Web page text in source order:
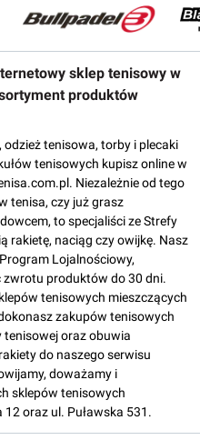
sklep tenisowy w
produktów
tenisowa, torby i plecaki
tenisowych kupisz online w
Niezależnie od tego
tenisa, czy już grasz
to specjaliści ze Strefy
rakietę, naciąg czy owijkę. Nasz
Lojalnościowy,
produktów do 30 dni.
tenisowych mieszczących
zakupów tenisowych
tenisowej oraz obuwia
do naszego serwisu
doważamy i
sklepów tenisowych
oraz ul. Puławska 531.